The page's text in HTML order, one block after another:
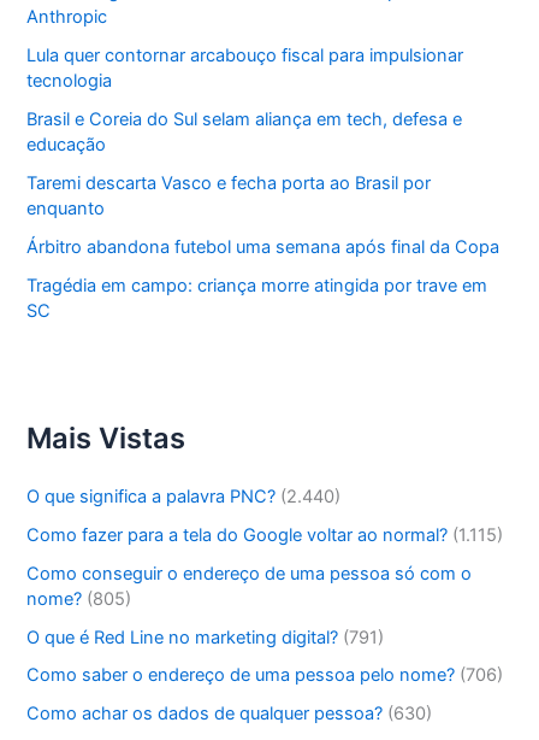
Anthropic
Lula quer contornar arcabouço fiscal para impulsionar
tecnologia
Brasil e Coreia do Sul selam aliança em tech, defesa e
educação
Taremi descarta Vasco e fecha porta ao Brasil por
enquanto
Árbitro abandona futebol uma semana após final da Copa
Tragédia em campo: criança morre atingida por trave em
SC
Mais Vistas
O que significa a palavra PNC? (2.440)
Como fazer para a tela do Google voltar ao normal? (1.115)
Como conseguir o endereço de uma pessoa só com o
nome? (805)
O que é Red Line no marketing digital? (791)
Como saber o endereço de uma pessoa pelo nome? (706)
Como achar os dados de qualquer pessoa? (630)